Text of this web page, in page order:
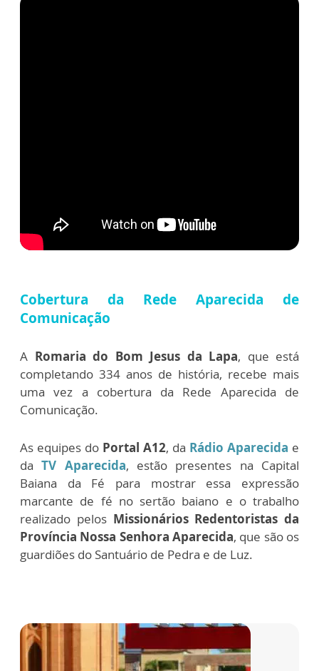
Cobertura da Rede Aparecida de
Comunicação
A Romaria do Bom Jesus da Lapa, que está
completando 334 anos de história, recebe mais
uma vez a cobertura da Rede Aparecida de
Comunicação.
As equipes do Portal A12, da Rádio Aparecida e
daTV Aparecida, estão presentes na Capital
Baiana da Fé para mostrar essa expressão
marcante de fé no sertão baiano e o trabalho
realizado pelos Missionários Redentoristas da
Província Nossa Senhora Aparecida, que são os
guardiões do Santuário de Pedra e de Luz.